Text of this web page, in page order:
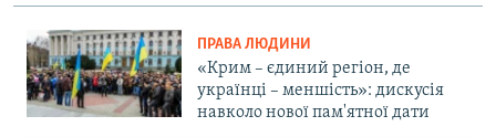
ПРАВА ЛЮДИНИ
«Крим – єдиний регіон, де
українці – меншість»: дискусія
навколо нової пам'ятної дати